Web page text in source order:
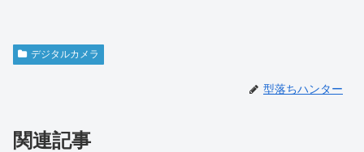
デジタルカメラ
型落ちハンター
関連記事